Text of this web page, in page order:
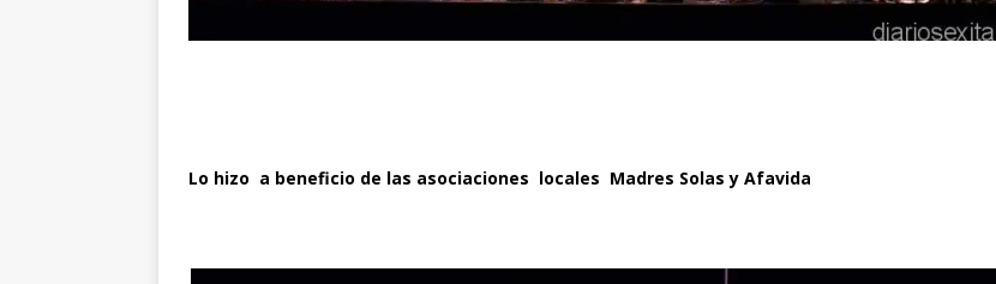
Lo hizo a beneficio de las asociaciones locales Madres Solas y Afavida